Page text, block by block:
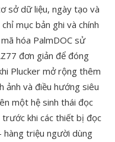
sở dữ liệu, ngày tạo và
mục bản ghi và chính
hóa PalmDOC sử
đơn giản để đóng
Plucker mở rộng thêm
ảnh và điều hướng siêu
một hệ sinh thái đọc
trước khi các thiết bị đọc
triệu người dùng